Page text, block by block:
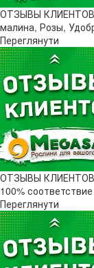
ОТЗЫВЫ
малина, Розы,
Переглянути
ОТЗЫВЫ
100% соответствие
Переглянути